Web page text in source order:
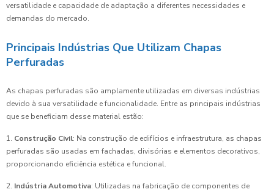
versatilidade e capacidade de adaptação a diferentes necessidades e
demandas do mercado.
Principais Indústrias Que Utilizam Chapas
Perfuradas
As chapas perfuradas são amplamente utilizadas em diversas indústrias
devido à sua versatilidade e funcionalidade. Entre as principais indústrias
que se beneficiam desse material estão:
1. Construção Civil: Na construção de edifícios e infraestrutura, as chapas
perfuradas são usadas em fachadas, divisórias e elementos decorativos,
proporcionando eficiência estética e funcional.
2. Indústria Automotiva: Utilizadas na fabricação de componentes de